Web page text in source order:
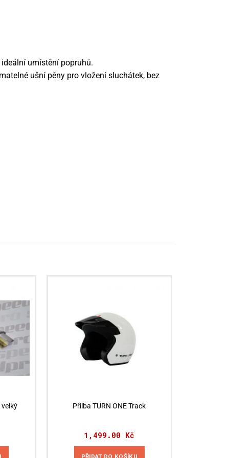
umístění popruhů.
ušní pěny pro vložení sluchátek, bez
Přilba TURN ONE Track
1,499.00 Kč
PŘIDAT DO KOŠÍKU